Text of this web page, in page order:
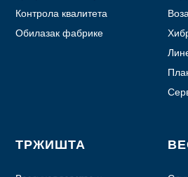
Контрола квалитета
Обилазак фабрике
ТРЖИШТА